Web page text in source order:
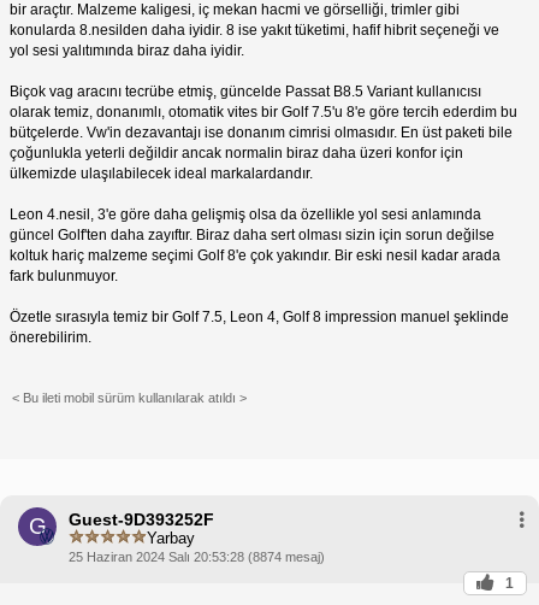
bir araçtır. Malzeme kaligesi, iç mekan hacmi ve görselliği, trimler gibi
konularda 8.nesilden daha iyidir. 8 ise yakıt tüketimi, hafif hibrit seçeneği ve
yol sesi yalıtımında biraz daha iyidir.
Biçok vag aracını tecrübe etmiş, güncelde Passat B8.5 Variant kullanıcısı
olarak temiz, donanımlı, otomatik vites bir Golf 7.5'u 8'e göre tercih ederdim bu
bütçelerde. Vw'in dezavantajı ise donanım cimrisi olmasıdır. En üst paketi bile
çoğunlukla yeterli değildir ancak normalin biraz daha üzeri konfor için
ülkemizde ulaşılabilecek ideal markalardandır.
Leon 4.nesil, 3'e göre daha gelişmiş olsa da özellikle yol sesi anlamında
güncel Golf'ten daha zayıftır. Biraz daha sert olması sizin için sorun değilse
koltuk hariç malzeme seçimi Golf 8'e çok yakındır. Bir eski nesil kadar arada
fark bulunmuyor.
Özetle sırasıyla temiz bir Golf 7.5, Leon 4, Golf 8 impression manuel şeklinde
önerebilirim.
< Bu ileti mobil sürüm kullanılarak atıldı >
G Guest-9D393252F
Yarbay
25 Haziran 2024 Salı 20:53:28 (8874 mesaj)
1